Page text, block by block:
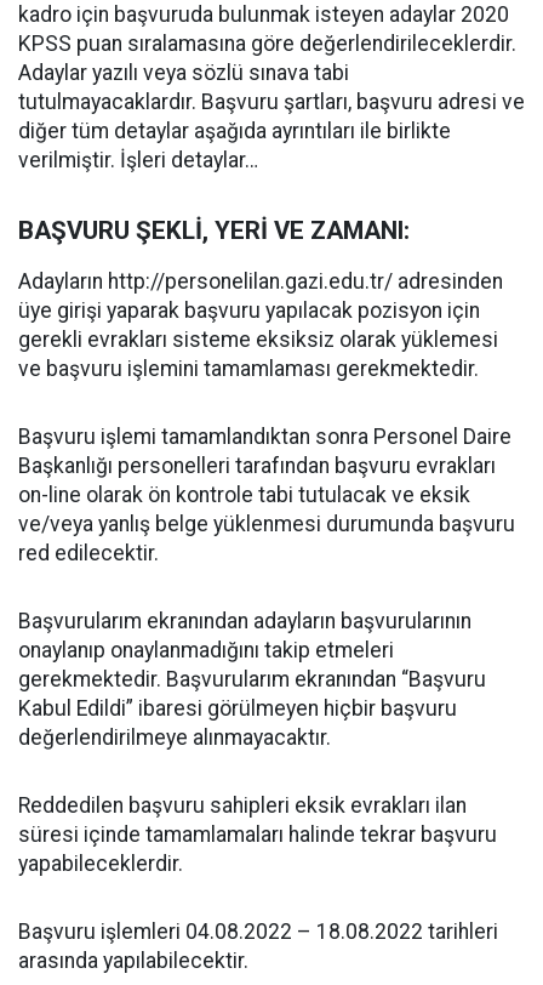
kadro için başvuruda bulunmak isteyen adaylar 2020
KPSS puan sıralamasına göre değerlendirileceklerdir.
Adaylar yazılı veya sözlü sınava tabi
tutulmayacaklardır. Başvuru şartları, başvuru adresi ve
diğer tüm detaylar aşağıda ayrıntıları ile birlikte
verilmiştir. İşleri detaylar…
BAŞVURU ŞEKLİ, YERİ VE ZAMANI:
Adayların http://personelilan.gazi.edu.tr/ adresinden
üye girişi yaparak başvuru yapılacak pozisyon için
gerekli evrakları sisteme eksiksiz olarak yüklemesi
ve başvuru işlemini tamamlaması gerekmektedir.
Başvuru işlemi tamamlandıktan sonra Personel Daire
Başkanlığı personelleri tarafından başvuru evrakları
on-line olarak ön kontrole tabi tutulacak ve eksik
ve/veya yanlış belge yüklenmesi durumunda başvuru
red edilecektir.
Başvurularım ekranından adayların başvurularının
onaylanıp onaylanmadığını takip etmeleri
gerekmektedir. Başvurularım ekranından “Başvuru
Kabul Edildi” ibaresi görülmeyen hiçbir başvuru
değerlendirilmeye alınmayacaktır.
Reddedilen başvuru sahipleri eksik evrakları ilan
süresi içinde tamamlamaları halinde tekrar başvuru
yapabileceklerdir.
Başvuru işlemleri 04.08.2022 – 18.08.2022 tarihleri
arasında yapılabilecektir.